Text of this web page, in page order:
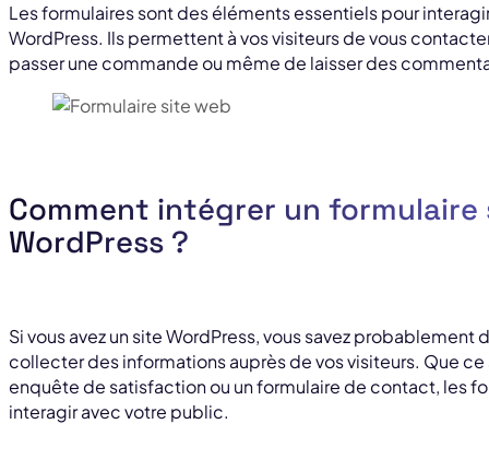
Les formulaires sont des éléments essentiels pour
WordPress. Ils permettent à vos visiteurs de vous
passer une commande ou même de laisser des
Comment intégrer un formulaire
WordPress ?
Si vous avez un site WordPress, vous savez
collecter des informations auprès de vos visiteurs. Que
enquête de satisfaction ou un formulaire de contact, les
interagir avec votre public.